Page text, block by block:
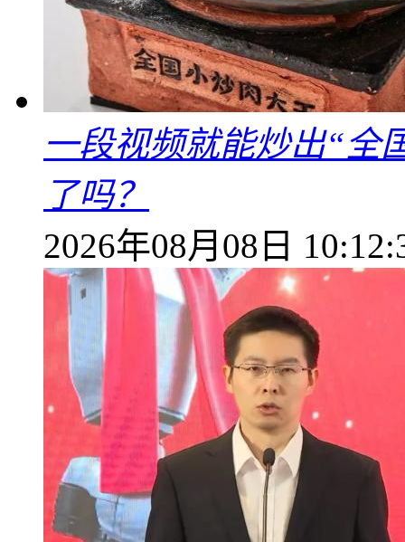
一段视频就能炒出“全
了吗？
2026年08月08日